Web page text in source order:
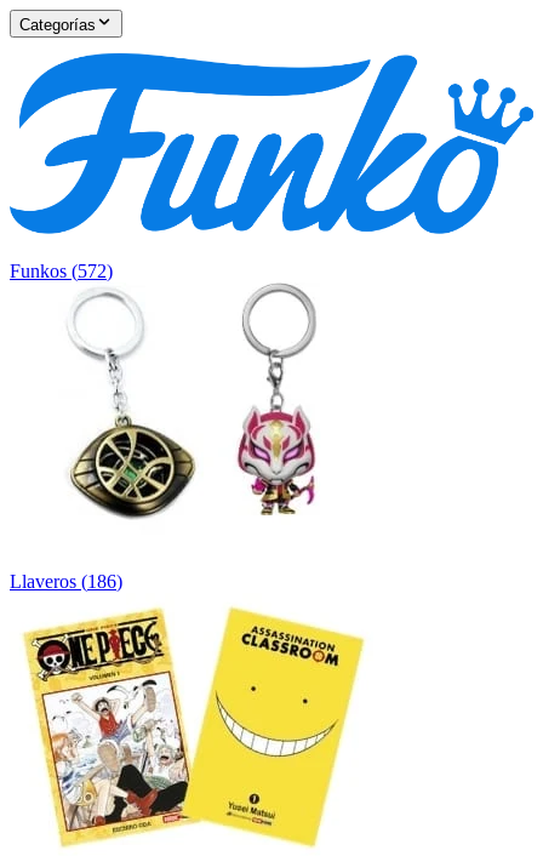
Categorías
Funkos (572)
Llaveros (186)